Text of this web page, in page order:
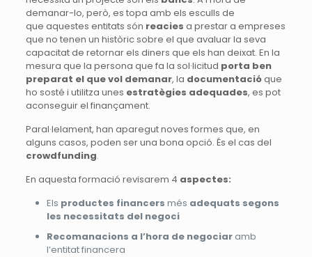
demanar-lo, però, es topa amb els esculls de
que aquestes entitats són reacies a prestar a empreses
que no tenen un històric sobre el que avaluar la seva
capacitat de retornar els diners que els han deixat. En la
mesura que la persona que fa la sol·licitud porta ben
preparat el que vol demanar, la documentacióque
ho sosté i utilitza unes estratègies adequades, es pot
aconseguir el finançament.
Paral·lelament, han aparegut noves formes que, en
alguns casos, poden ser una bona opció. És el cas del
crowdfunding.
En aquesta formació revisarem 4 aspectes:
Els productes financers més adequats segons
les necessitats del negoci
Recomanacions a l’hora de negociaramb
l’entitat financera